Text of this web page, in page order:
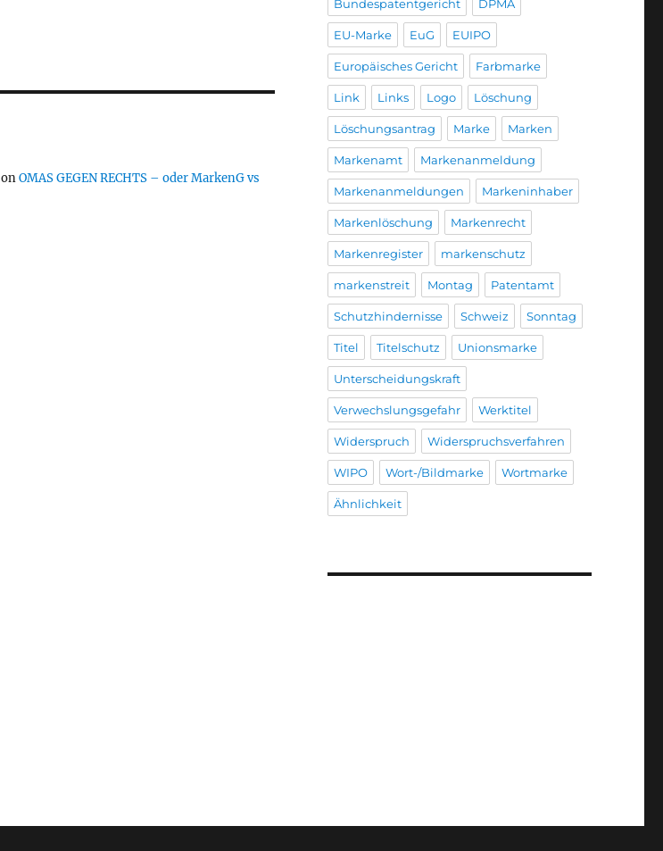
onOMAS GEGEN RECHTS – oder MarkenG vs
Bundespatentgericht DPMA
EU-Marke EuG EUIPO
Europäisches Gericht Farbmarke
Link Links Logo Löschung
Löschungsantrag Marke Marken
Markenamt Markenanmeldung
Markenanmeldungen Markeninhaber
Markenlöschung Markenrecht
Markenregister markenschutz
markenstreit Montag Patentamt
Schutzhindernisse Schweiz Sonntag
Titel Titelschutz Unionsmarke
Unterscheidungskraft
Verwechslungsgefahr Werktitel
Widerspruch Widerspruchsverfahren
WIPO Wort-/Bildmarke Wortmarke
Ähnlichkeit